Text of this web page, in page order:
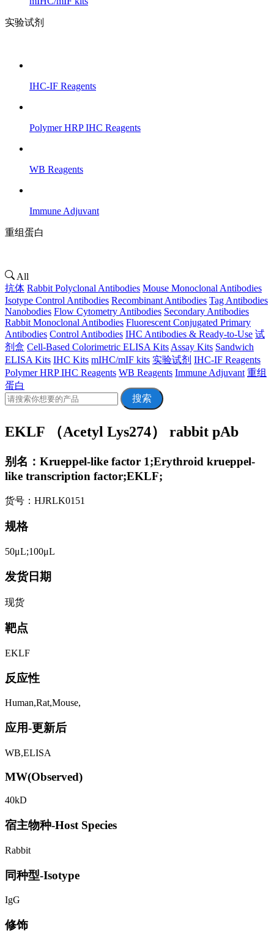
实验试剂
IHC-IF Reagents
Polymer HRP IHC Reagents
WB Reagents
Immune Adjuvant
重组蛋白
All
抗体 Rabbit Polyclonal Antibodies Mouse Monoclonal Antibodies
Isotype Control Antibodies Recombinant Antibodies Tag Antibodies
Nanobodies Flow Cytometry Antibodies Secondary Antibodies
Rabbit Monoclonal Antibodies Fluorescent Conjugated Primary
Antibodies Control Antibodies IHC Antibodies & Ready-to-Use 试
剂盒 Cell-Based Colorimetric ELISA Kits Assay Kits Sandwich
ELISA Kits IHC Kits mIHC/mIF kits 实验试剂 IHC-IF Reagents
Polymer HRP IHC Reagents WB Reagents Immune Adjuvant 重组
蛋白
搜索
EKLF （Acetyl Lys274） rabbit pAb
别名：Krueppel-like factor 1;Erythroid krueppel-
like transcription factor;EKLF;
货号：HJRLK0151
规格
50μL;100μL
发货日期
现货
靶点
EKLF
反应性
Human,Rat,Mouse,
应用-更新后
WB,ELISA
MW(Observed)
40kD
宿主物种-Host Species
Rabbit
同种型-Isotype
IgG
修饰